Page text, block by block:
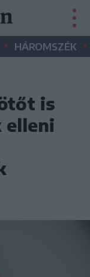
• HÁROMSZÉK •
is
elleni